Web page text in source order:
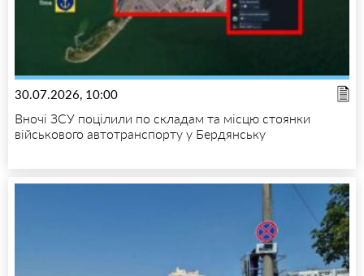
30.07.2026, 10:00
Вночі ЗСУ поцілили по складам та місцю стоянки
військового автотранспорту у Бердянську